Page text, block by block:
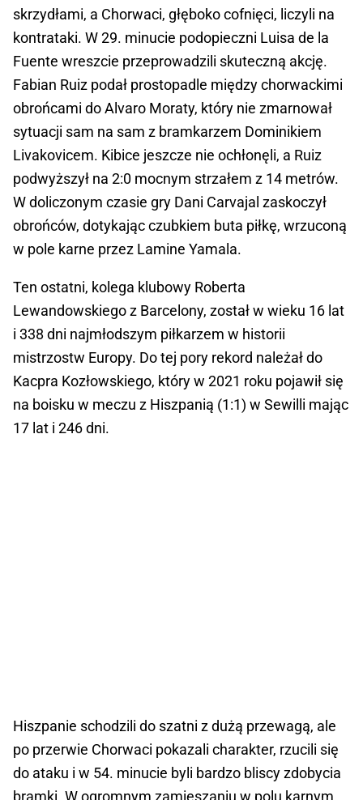
skrzydłami, a Chorwaci, głęboko cofnięci, liczyli na
kontrataki. W 29. minucie podopieczni Luisa de la
Fuente wreszcie przeprowadzili skuteczną akcję.
Fabian Ruiz podał prostopadle między chorwackimi
obrońcami do Alvaro Moraty, który nie zmarnował
sytuacji sam na sam z bramkarzem Dominikiem
Livakovicem. Kibice jeszcze nie ochłonęli, a Ruiz
podwyższył na 2:0 mocnym strzałem z 14 metrów.
W doliczonym czasie gry Dani Carvajal zaskoczył
obrońców, dotykając czubkiem buta piłkę, wrzuconą
w pole karne przez Lamine Yamala.
Ten ostatni, kolega klubowy Roberta
Lewandowskiego z Barcelony, został w wieku 16 lat
i 338 dni najmłodszym piłkarzem w historii
mistrzostw Europy. Do tej pory rekord należał do
Kacpra Kozłowskiego, który w 2021 roku pojawił się
na boisku w meczu z Hiszpanią (1:1) w Sewilli mając
17 lat i 246 dni.
Hiszpanie schodzili do szatni z dużą przewagą, ale
po przerwie Chorwaci pokazali charakter, rzucili się
do ataku i w 54. minucie byli bardzo bliscy zdobycia
bramki. W ogromnym zamieszaniu w polu karnym